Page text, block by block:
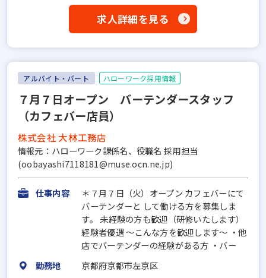
求人詳細を見る
アルバイト・パート ハローワーク採用情報
７月７日オープン バーテンダースタッフ
（カフェバー店員）
株式会社 大林工務店
情報元：ハローワーク課係名、役職名 採用担当
(oobayashi7118181@muse.ocn.ne.jp)
仕事内容
＊７月７日（火）オープン カフェバーにて
バーテンダーと して働ける方を募集しま
す。 未経験の方も歓迎（研修いたします）
経験者優遇 ～こんな方を歓迎します～ ・他
店でバーテンダーの経験がある方 ・バー
勤務地
京都府京都市左京区